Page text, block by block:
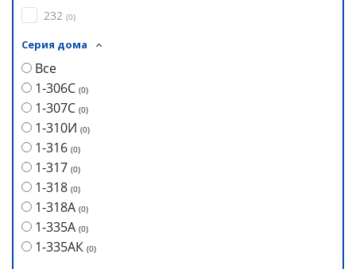
232 (0)
Серия дома
Все
1-306С (0)
1-307С (0)
1-310И (0)
1-316 (0)
1-317 (0)
1-318 (0)
1-318А (0)
1-335А (0)
1-335АК (0)